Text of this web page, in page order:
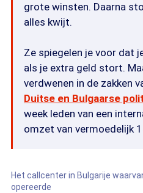
grote winsten. Daarna
alles kwijt.
Ze spiegelen je voor dat
als je extra geld stort.
verdwenen in de zakken
Duitse en Bulgaarse
week leden van een
omzet van vermoedelijk
Het callcenter in Bulgarije
opereerde